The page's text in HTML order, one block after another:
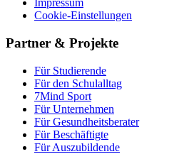
Impressum
Cookie-Einstellungen
Partner & Projekte
Für Stu­die­rende
Für den Schulalltag
7Mind Sport
Für Unter­neh­men
Für Gesund­heits­be­ra­ter
Für Beschäftigte
Für Auszubildende